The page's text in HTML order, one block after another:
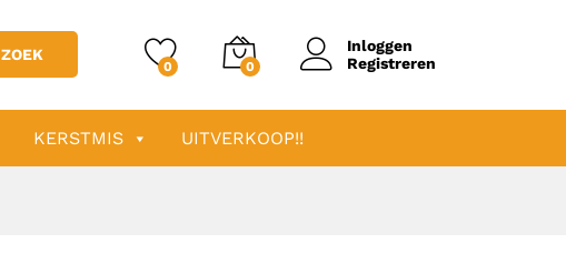
ZOEK
0 0
Inloggen
Registreren
KERSTMIS UITVERKOOP!!